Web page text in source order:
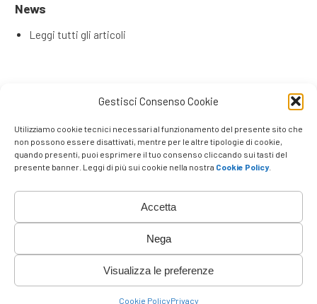
Gestisci Consenso Cookie
Utilizziamo cookie tecnici necessari al funzionamento del presente sito che
non possono essere disattivati, mentre per le altre tipologie di cookie,
quando presenti, puoi esprimere il tuo consenso cliccando sui tasti del
presente banner. Leggi di più sui cookie nella nostra Cookie Policy.
Accetta
Nega
Visualizza le preferenze
Cookie PolicyPrivacy
News
Leggi tutti gli articoli
commerciale ha bisogno di una Content & Service Room
(CSR)
Remote Seller di Successo: Le 4 Competenze Chiave che
Fanno la Differenza
La Rivoluzione degli Agenti su Strada
Vincere a Distanza: Perché Negozio Fisico ed E-
commerce non bastano più nel B2B
Top